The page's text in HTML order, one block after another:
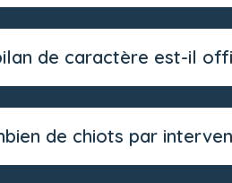
de caractère est-il
de chiots par